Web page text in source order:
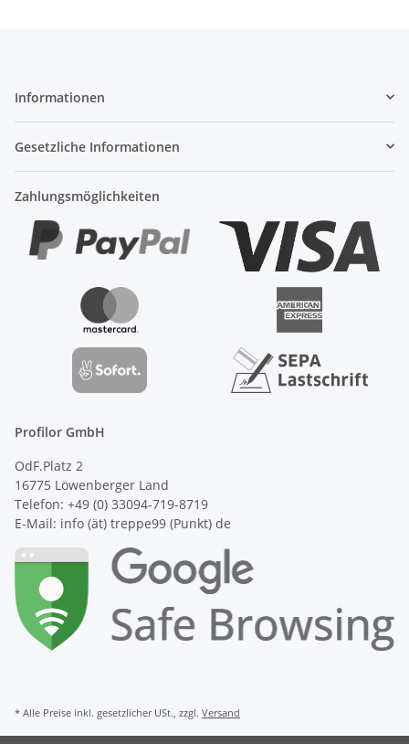
Informationen
Gesetzliche Informationen
Zahlungsmöglichkeiten
Profilor GmbH
OdF.Platz 2
16775 Löwenberger Land
Telefon: +49 (0) 33094-719-8719
E-Mail: info (ät) treppe99 (Punkt) de
* Alle Preise inkl. gesetzlicher USt., zzgl. Versand